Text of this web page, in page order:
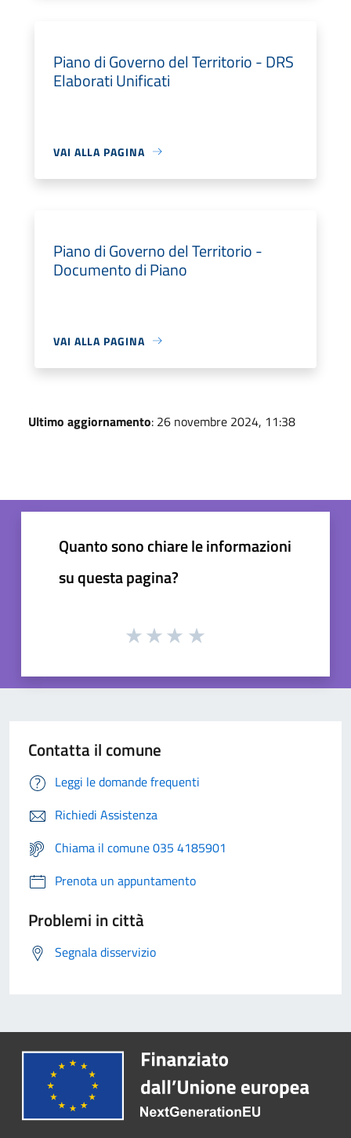
Piano di Governo del Territorio - DRS
Elaborati Unificati
VAI ALLA PAGINA
Piano di Governo del Territorio -
Documento di Piano
VAI ALLA PAGINA
Ultimo aggiornamento: 26 novembre 2024, 11:38
Quanto sono chiare le informazioni
su questa pagina?
Contatta il comune
Leggi le domande frequenti
Richiedi Assistenza
Chiama il comune 035 4185901
Prenota un appuntamento
Problemi in città
Segnala disservizio